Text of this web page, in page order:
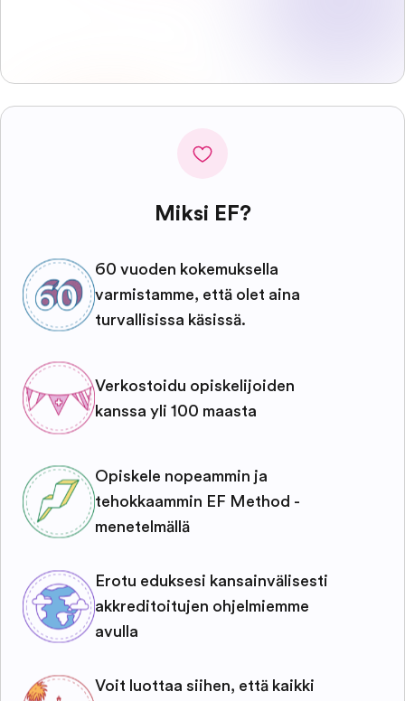
Miksi EF?
60 vuoden kokemuksella
varmistamme, että olet aina
turvallisissa käsissä.
Verkostoidu opiskelijoiden
kanssa yli 100 maasta
Opiskele nopeammin ja
tehokkaammin EF Method -
menetelmällä
Erotu eduksesi kansainvälisesti
akkreditoitujen ohjelmiemme
avulla
Voit luottaa siihen, että kaikki